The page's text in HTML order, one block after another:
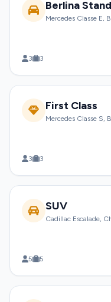
Berlina
Mercedes Classe E,
3 3
First Class
Mercedes Classe S,
3 3
SUV
Cadillac Escalade,
5 5